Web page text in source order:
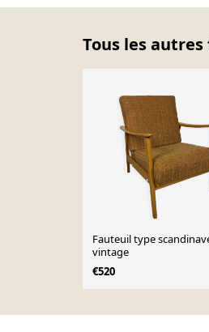
Tous les
Fauteuil type
vintage
€520